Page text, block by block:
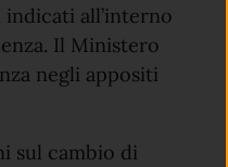
all’interno
Il Ministero
negli appositi
sul cambio di